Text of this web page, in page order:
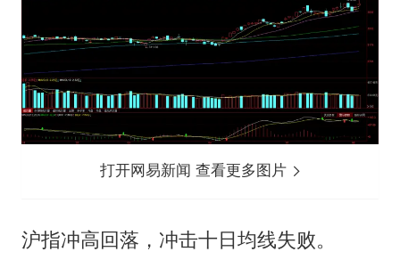
打开网易新闻 查看更多图片
沪指冲高回落，冲击十日均线失败。